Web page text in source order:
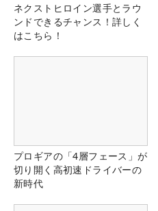
ネクストヒロイン選手とラウ
ンドできるチャンス！詳しく
はこちら！
プロギアの「4層フェース」が
切り開く高初速ドライバーの
新時代